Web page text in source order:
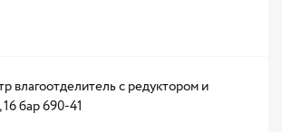
с редуктором и
бар 690-41